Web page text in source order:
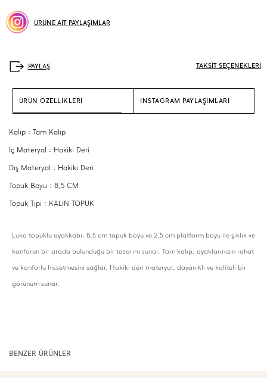
ÜRÜNE AİT PAYLAŞIMLAR
TAKSİT SEÇENEKLERİ
ÜRÜN ÖZELLİKLERİ INSTAGRAM PAYLAŞIMLARI
Kalıp : Tam Kalıp
İç Materyal : Hakiki Deri
Dış Materyal : Hakiki Deri
Topuk Boyu : 8,5 CM
Topuk Tipi : KALIN TOPUK
Luka topuklu ayakkabı, 8,5 cm topuk boyu ve 2,5 cm platform boyu ile şıklık ve
konforun bir arada bulunduğu bir tasarım sunar. Tam kalıp, ayaklarınızın rahat
ve konforlu hissetmesini sağlar. Hakiki deri materyal, dayanıklı ve kaliteli bir
görünüm sunar.
BENZER ÜRÜNLER